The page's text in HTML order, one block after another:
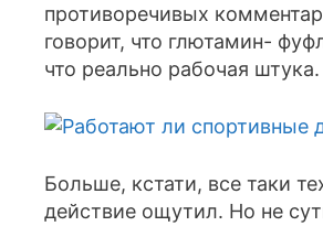
противоречивых
говорит, что глютамин-
что реально рабочая штука.
Больше, кстати, все таки
действие ощутил. Но не